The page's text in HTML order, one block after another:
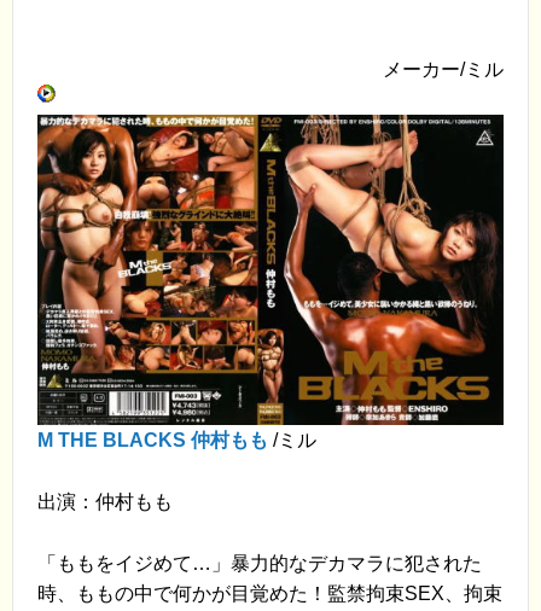
メーカー/ミル
M THE BLACKS 仲村もも /ミル
出演：仲村もも
「ももをイジめて…」暴力的なデカマラに犯された
時、ももの中で何かが目覚めた！監禁拘束SEX、拘束